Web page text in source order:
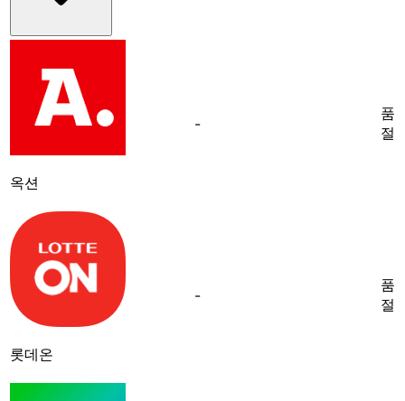
옥션
-
품
절
롯데온
-
품
절